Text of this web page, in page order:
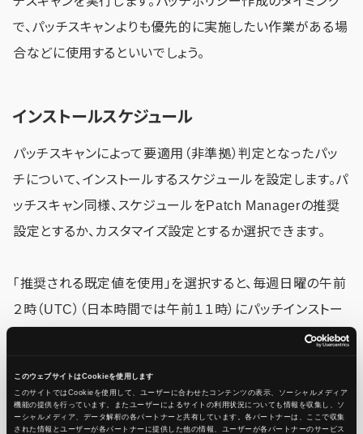
このウェブサイトはCookieを使用します
このサイトではCookieを使用して、ユーザーに合わせたコンテンツの表示、ソーシャルメディア
機能の提供を行っています。またユーザーによるサイトの利用状況についても情報を収集し、ソ
ーシャルメディア、データ解析の各パートナーと共有しています。各パートナーは、ここで収集
された情報とユーザーが各パートナーに提供した他の情報、ユーザーが各パートナーのサービス
で、パッチスキャンよりも優先的に実施したい作業がある場
合などに使用するといいでしょう。
インストールスケジュール
パッチスキャンによって要適用（非準拠）判定となったパッ
チについて、インストールするスケジュールを設定します。パ
ッチスキャン同様、スケジュールをPatch Managerの推奨
設定とするか、カスタマイズ設定とするか選択できます。
「推奨される既定値を使用」を選択すると、毎週日曜の午前
２時（UTC）（日本時間では午前１１時）にパッチインストー
インストールの頻度